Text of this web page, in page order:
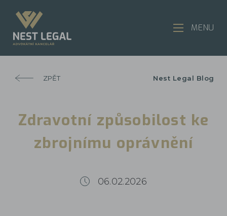
ZPĚT Nest Legal Blog
Zdravotní způsobilost ke
zbrojnímu oprávnění
06.02.2026
MENU